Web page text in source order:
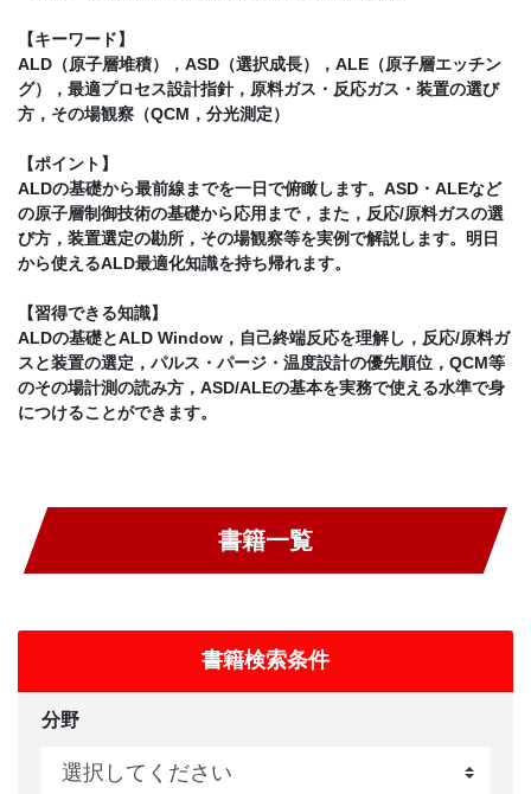
【キーワード】
ALD（原子層堆積），ASD（選択成長），ALE（原子層エッチン
グ），最適プロセス設計指針，原料ガス・反応ガス・装置の選び
方，その場観察（QCM，分光測定）
【ポイント】
ALDの基礎から最前線までを一日で俯瞰します。ASD・ALEなど
の原子層制御技術の基礎から応用まで，また，反応/原料ガスの選
び方，装置選定の勘所，その場観察等を実例で解説します。明日
から使えるALD最適化知識を持ち帰れます。
【習得できる知識】
ALDの基礎とALD Window，自己終端反応を理解し，反応/原料ガ
スと装置の選定，パルス・パージ・温度設計の優先順位，QCM等
のその場計測の読み方，ASD/ALEの基本を実務で使える水準で身
につけることができます。
書籍一覧
書籍検索条件
分野